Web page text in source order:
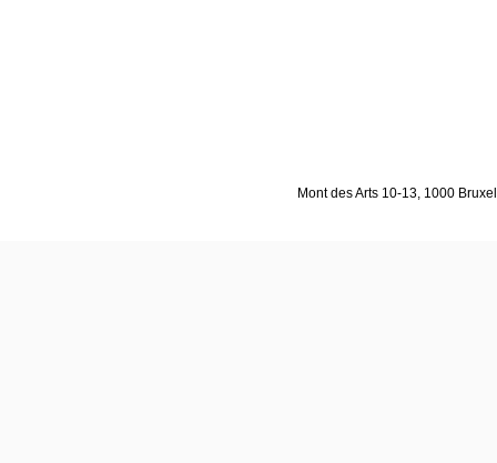
Mont des Arts 10-13, 1000